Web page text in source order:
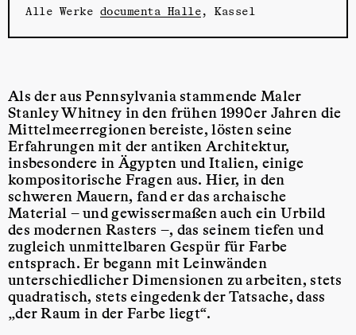
Alle Werke documenta Halle, Kassel
Als der aus Pennsylvania stammende Maler
Stanley Whitney in den frühen 1990er Jahren die
Mittelmeerregionen bereiste, lösten seine
Erfahrungen mit der antiken Architektur,
insbesondere in Ägypten und Italien, einige
kompositorische Fragen aus. Hier, in den
schweren Mauern, fand er das archaische
Material – und gewissermaßen auch ein Urbild
des modernen Rasters –, das seinem tiefen und
zugleich unmittelbaren Gespür für Farbe
entsprach. Er begann mit Leinwänden
unterschiedlicher Dimensionen zu arbeiten, stets
quadratisch, stets eingedenk der Tatsache, dass
„der Raum in der Farbe liegt“.